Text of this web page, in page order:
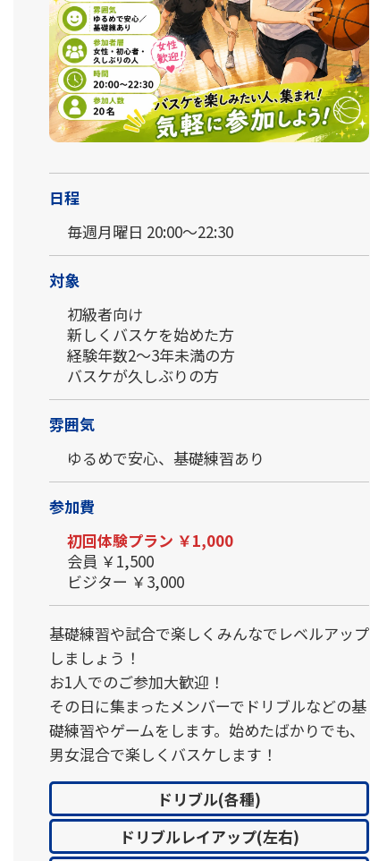
日程
毎週月曜日 20:00～22:30
対象
初級者向け
新しくバスケを始めた方
経験年数2～3年未満の方
バスケが久しぶりの方
雰囲気
ゆるめで安心、基礎練習あり
参加費
初回体験プラン ￥1,000
会員 ￥1,500
ビジター ￥3,000
基礎練習や試合で楽しくみんなでレベルアップ
しましょう！
お1人でのご参加大歓迎！
その日に集まったメンバーでドリブルなどの基
礎練習やゲームをします。始めたばかりでも、
男女混合で楽しくバスケします！
ドリブル(各種)
ドリブルレイアップ(左右)